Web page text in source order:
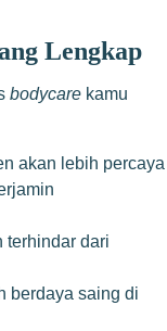
Lengkap
bodycare kamu
akan lebih percaya
terhindar dari
berdaya saing di